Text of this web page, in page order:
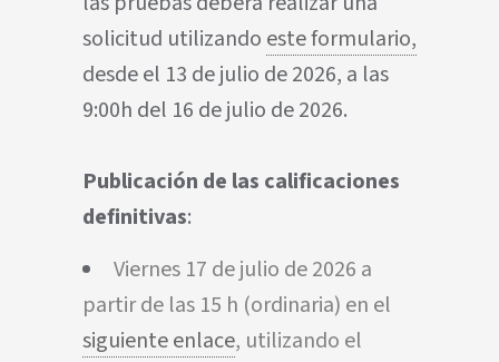
solicitud utilizando este formulario,
desde el 13 de julio de 2026, a las
9:00h del 16 de julio de 2026.
Publicación de las calificaciones
definitivas:
Viernes 17 de julio de 2026 a
partir de las 15 h (ordinaria) en el
siguiente enlace, utilizando el